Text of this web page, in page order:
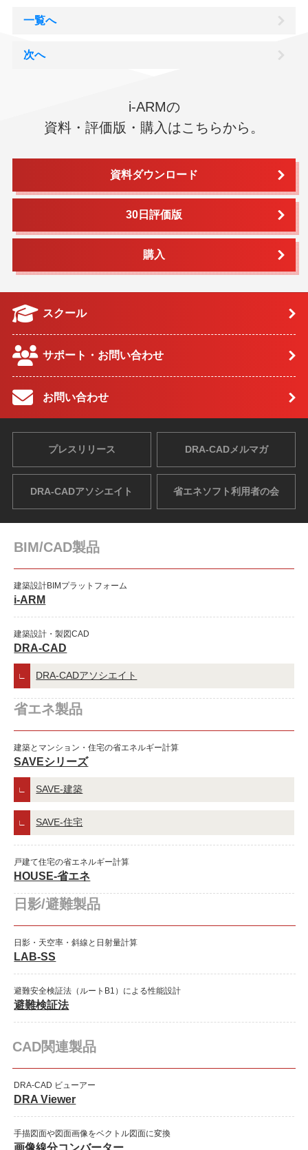
一覧へ
次へ
i-ARMの
資料・評価版・購入はこちらから。
資料ダウンロード
30日評価版
購入
スクール
サポート・お問い合わせ
お問い合わせ
プレスリリース DRA-CADメルマガ
DRA-CADアソシエイト 省エネソフト利用者の会
BIM/CAD製品
建築設計BIMプラットフォーム
i-ARM
建築設計・製図CAD
DRA-CAD
DRA-CADアソシエイト
省エネ製品
建築とマンション・住宅の省エネルギー計算
SAVEシリーズ
SAVE-建築
SAVE-住宅
戸建て住宅の省エネルギー計算
HOUSE-省エネ
日影/避難製品
日影・天空率・斜線と日射量計算
LAB-SS
避難安全検証法（ルートB1）による性能設計
避難検証法
CAD関連製品
DRA-CAD ビューアー
DRA Viewer
手描図面や図面画像をベクトル図面に変換